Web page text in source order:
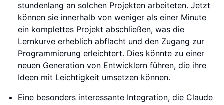
stundenlang an solchen Projekten arbeiteten. Jetzt
können sie innerhalb von weniger als einer Minute
ein komplettes Projekt abschließen, was die
Lernkurve erheblich abflacht und den Zugang zur
Programmierung erleichtert. Dies könnte zu einer
neuen Generation von Entwicklern führen, die ihre
Ideen mit Leichtigkeit umsetzen können.
Eine besonders interessante Integration, die Claude